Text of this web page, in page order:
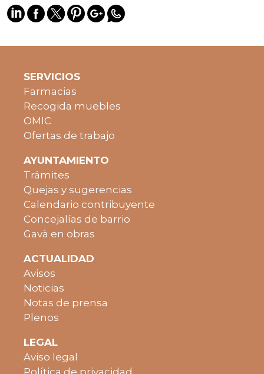
SERVICIOS
Farmacias
Recogida muebles
OMIC
Ofertas de trabajo
AYUNTAMIENTO
Trámites
Quejas y sugerencias
Calendario contribuyente
Concejalías de barrio
Gavà en obras
ACTUALIDAD
Avisos
Noticias
Notas de prensa
Plenos
LEGAL
Aviso legal
Política de privacidad